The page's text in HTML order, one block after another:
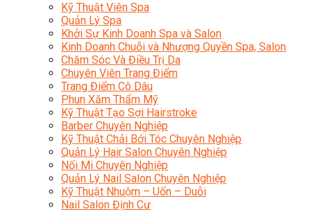
Kỹ Thuật Viên Spa
Quản Lý Spa
Khởi Sự Kinh Doanh Spa và Salon
Kinh Doanh Chuỗi và Nhượng Quyền Spa, Salon
Chăm Sóc Và Điều Trị Da
Chuyên Viên Trang Điểm
Trang Điểm Cô Dâu
Phun Xăm Thẩm Mỹ
Kỹ Thuật Tạo Sợi Hairstroke
Barber Chuyên Nghiệp
Kỹ Thuật Chải Bới Tóc Chuyên Nghiệp
Quản Lý Hair Salon Chuyên Nghiệp
Nối Mi Chuyên Nghiệp
Quản Lý Nail Salon Chuyên Nghiệp
Kỹ Thuật Nhuộm – Uốn – Duỗi
Nail Salon Định Cư